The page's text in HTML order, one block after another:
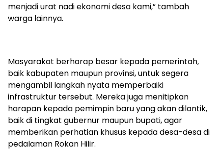
menjadi urat nadi ekonomi desa kami,” tambah
warga lainnya.
Masyarakat berharap besar kepada pemerintah,
baik kabupaten maupun provinsi, untuk segera
mengambil langkah nyata memperbaiki
infrastruktur tersebut. Mereka juga menitipkan
harapan kepada pemimpin baru yang akan dilantik,
baik di tingkat gubernur maupun bupati, agar
memberikan perhatian khusus kepada desa-desa di
pedalaman Rokan Hilir.